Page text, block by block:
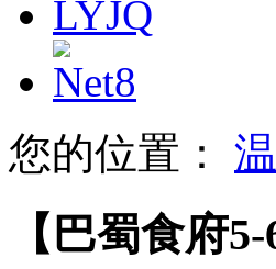
您的位置：
【巴蜀食府5-